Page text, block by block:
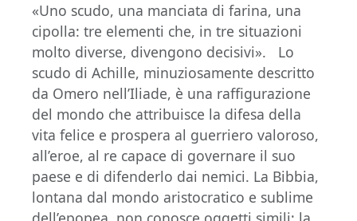
«Uno scudo, una manciata di farina, una
cipolla: tre elementi che, in tre situazioni
molto diverse, divengono decisivi». Lo
scudo di Achille, minuziosamente descritto
da Omero nell’Iliade, è una raffigurazione
del mondo che attribuisce la difesa della
vita felice e prospera al guerriero valoroso,
all’eroe, al re capace di governare il suo
paese e di difenderlo dai nemici. La Bibbia,
lontana dal mondo aristocratico e sublime